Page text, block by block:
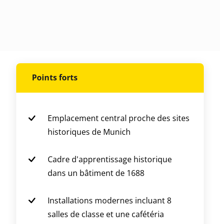
Points forts
Emplacement central proche des sites
historiques de Munich
Cadre d'apprentissage historique
dans un bâtiment de 1688
Installations modernes incluant 8
salles de classe et une cafétéria